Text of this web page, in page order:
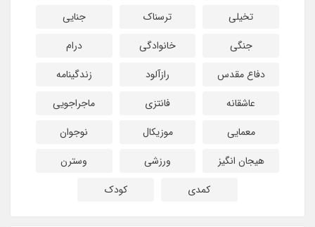
تخیلی
ترسناک
جنایی
جنگی
خانوادگی
درام
دفاع مقدس
رازآلود
زندگینامه
عاشقانه
فانتزی
ماجراجویی
معمایی
موزیکال
نوجوان
هیجان انگیز
ورزشی
وسترن
کمدی
کودک